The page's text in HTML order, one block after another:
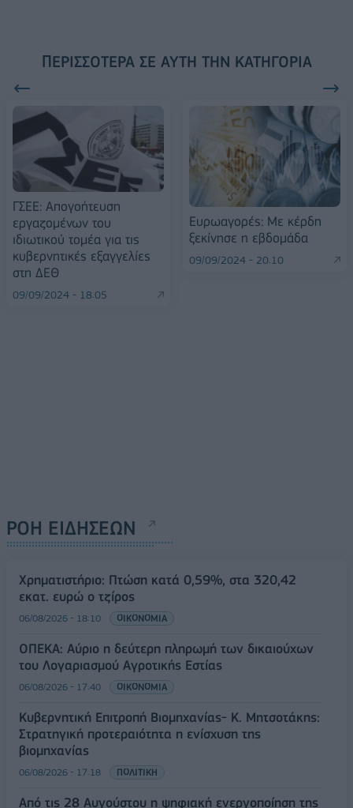
ΠΕΡΙΣΣΌΤΕΡΑ ΣΕ ΑΥΤΉ ΤΗΝ ΚΑΤΗΓΟΡΊΑ
ΓΣΕΕ: Απογοήτευση
εργαζομένων του
ιδιωτικού τομέα για τις
κυβερνητικές εξαγγελίες
στη ΔΕΘ
09/09/2024 - 18:05
Ευρωαγορές: Με κέρδη
ξεκίνησε η εβδομάδα
09/09/2024 - 20:10
ΡΟΗ ΕΙΔΗΣΕΩΝ
Χρηματιστήριο: Πτώση κατά 0,59%, στα 320,42
εκατ. ευρώ ο τζίρος
06/08/2026 - 18:10 ΟΙΚΟΝΟΜΙΑ
ΟΠΕΚΑ: Αύριο η δεύτερη πληρωμή των δικαιούχων
του Λογαριασμού Αγροτικής Εστίας
06/08/2026 - 17:40 ΟΙΚΟΝΟΜΙΑ
Κυβερνητική Επιτροπή Βιομηχανίας- Κ. Μητσοτάκης:
Στρατηγική προτεραιότητα η ενίσχυση της
βιομηχανίας
06/08/2026 - 17:18 ΠΟΛΙΤΙΚΗ
Από τις 28 Αυγούστου η ψηφιακή ενεργοποίηση της